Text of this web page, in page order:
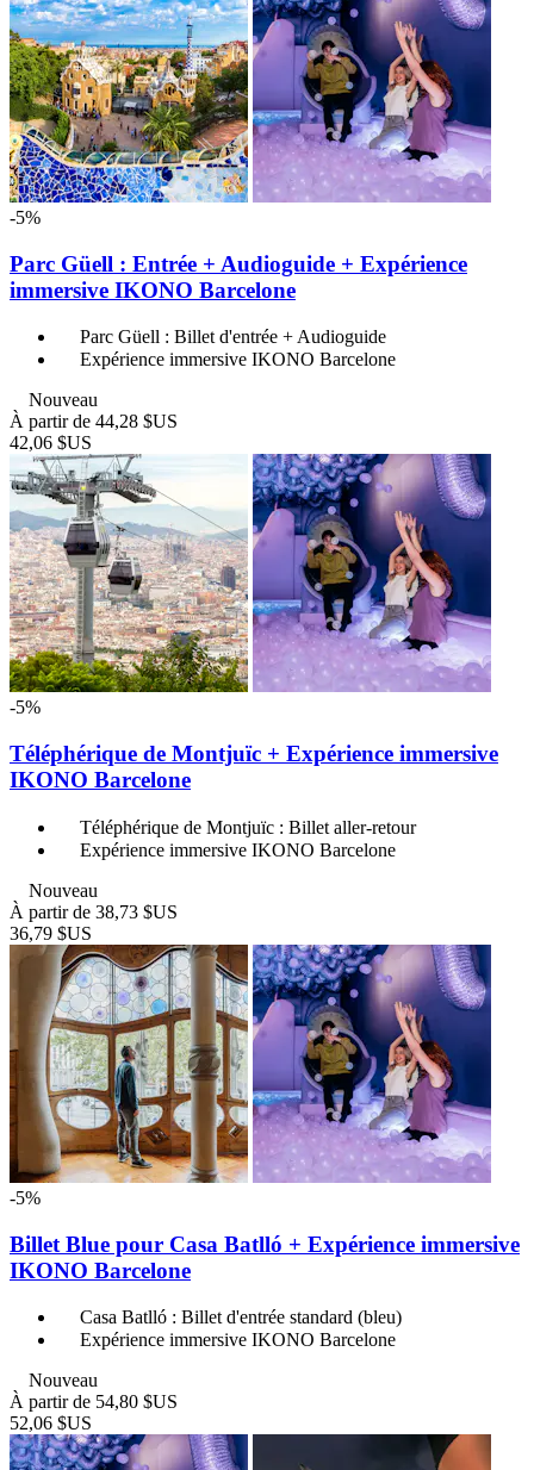
-5%
Parc Güell : Entrée + Audioguide + Expérience
immersive IKONO Barcelone
Parc Güell : Billet d'entrée + Audioguide
Expérience immersive IKONO Barcelone
Nouveau
À partir de 44,28 $US
42,06 $US
-5%
Téléphérique de Montjuïc + Expérience immersive
IKONO Barcelone
Téléphérique de Montjuïc : Billet aller-retour
Expérience immersive IKONO Barcelone
Nouveau
À partir de 38,73 $US
36,79 $US
-5%
Billet Blue pour Casa Batlló + Expérience immersive
IKONO Barcelone
Casa Batlló : Billet d'entrée standard (bleu)
Expérience immersive IKONO Barcelone
Nouveau
À partir de 54,80 $US
52,06 $US